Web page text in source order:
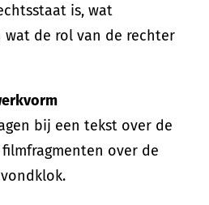
is, wat
de rol van de rechter
bij een tekst over de
over de